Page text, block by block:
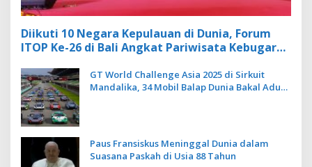
Diikuti 10 Negara Kepulauan di Dunia, Forum
ITOP Ke-26 di Bali Angkat Pariwisata Kebugaran
GT World Challenge Asia 2025 di Sirkuit
Mandalika, 34 Mobil Balap Dunia Bakal Adu
Paus Fransiskus Meninggal Dunia dalam
Suasana Paskah di Usia 88 Tahun